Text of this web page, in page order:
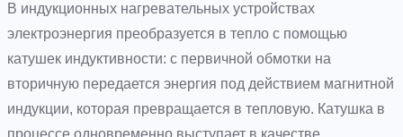
В индукционных нагревательных устройствах
электроэнергия преобразуется в тепло с помощью
катушек индуктивности: с первичной обмотки на
вторичную передается энергия под действием магнитной
индукции, которая превращается в тепловую. Катушка в